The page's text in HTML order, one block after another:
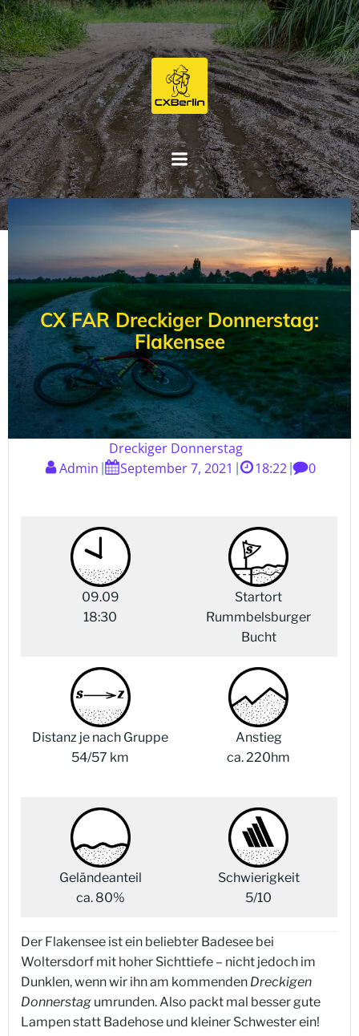
Zum
Inhalt
springen
CX FAR Dreckiger Donnerstag:
Flakensee
Dreckiger Donnerstag
Admin
September 7, 2021 18:22 0
09.09
18:30
Startort
Rummbelsburger
Bucht
Distanz je nach Gruppe
54/57 km
Anstieg
ca. 220hm
Geländeanteil
ca. 80%
Schwierigkeit
5/10
Der Flakensee ist ein beliebter Badesee bei
Woltersdorf mit hoher Sichttiefe – nicht jedoch im
Dunklen, wenn wir ihn am kommenden Dreckigen
Donnerstag umrunden. Also packt mal besser gute
Lampen statt Badehose und kleiner Schwester ein!